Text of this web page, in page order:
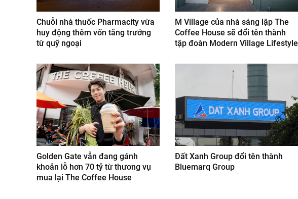
Chuỗi nhà thuốc Pharmacity vừa
huy động thêm vốn tăng trưởng
từ quỹ ngoại
M Village của nhà sáng lập The
Coffee House sẽ đổi tên thành
tập đoàn Modern Village Lifestyle
Golden Gate vẫn đang gánh
khoản lỗ hơn 70 tỷ từ thương vụ
mua lại The Coffee House
Đất Xanh Group đổi tên thành
Bluemarq Group